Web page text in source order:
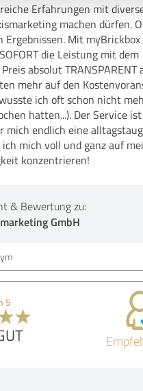
Erfahrungen mit
machen dürfen.
Ergebnissen. Mit
die Leistung mit dem
absolut TRANSPARENT
mehr auf den
ich oft schon nicht
hatten...). Der Service
mich endlich eine
ich mich voll und ganz auf
konzentrieren!
& Bewertung zu:
GmbH
5